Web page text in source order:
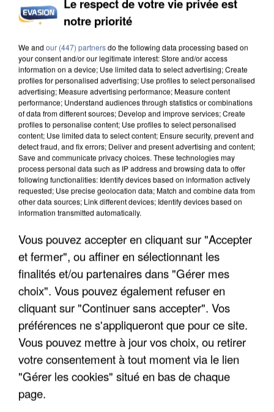
INCENDIES : L’ÎLE-DE-FRANCE LANCE UN ÉLAN
DE SOLIDARITÉ AVEC LES...
APRÈS TOUTES CES CANICULES, LES REFUGES
DE FAUNE SAUVAGE SONT...
Le respect de votre vie privée est
notre priorité
We and our (447) partnersdo the following data processing based on
your consent and/or our legitimate interest: Store and/or access
information on a device; Use limited data to select advertising; Create
profiles for personalised advertising; Use profiles to select personalised
advertising; Measure advertising performance; Measure content
performance; Understand audiences through statistics or combinations
of data from different sources; Develop and improve services; Create
profiles to personalise content; Use profiles to select personalised
content; Use limited data to select content; Ensure security, prevent and
detect fraud, and fix errors; Deliver and present advertising and content;
Save and communicate privacy choices. These technologies may
process personal data such as IP address and browsing data to offer
following functionalities: Identify devices based on information actively
requested; Use precise geolocation data; Match and combine data from
other data sources; Link different devices; Identify devices based on
information transmitted automatically.
Vous pouvez accepter en cliquant sur "Accepter
et fermer", ou affiner en sélectionnant les
finalités et/ou partenaires dans "Gérer mes
choix". Vous pouvez également refuser en
cliquant sur "Continuer sans accepter". Vos
préférences ne s'appliqueront que pour ce site.
Vous pouvez mettre à jour vos choix, ou retirer
votre consentement à tout moment via le lien
"Gérer les cookies" situé en bas de chaque
page.